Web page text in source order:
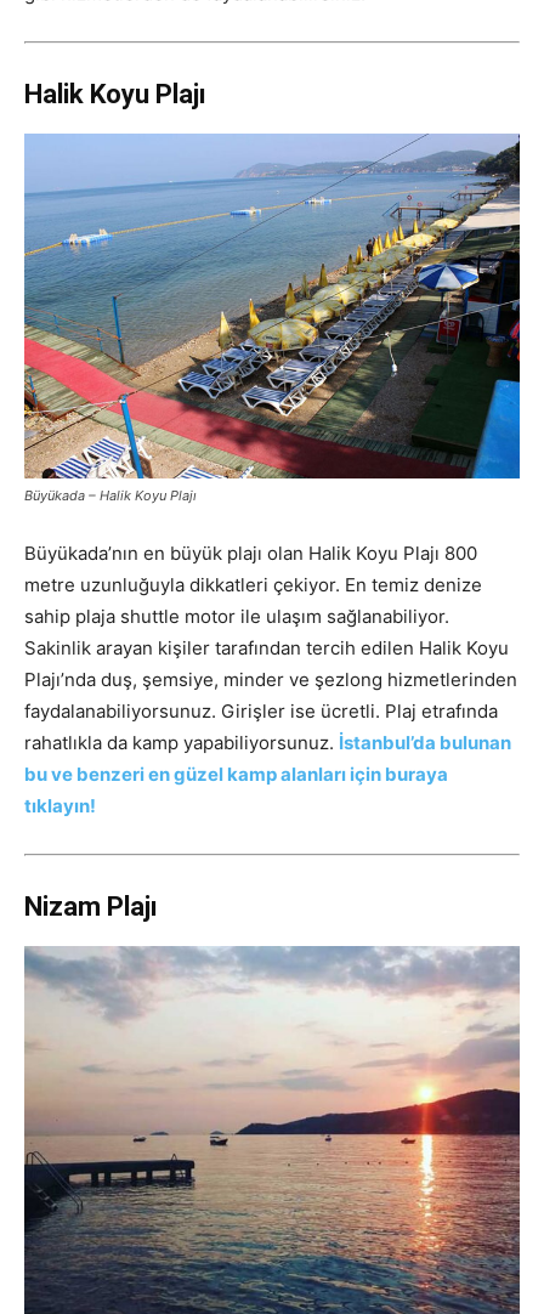
Halik Koyu Plajı
Büyükada – Halik Koyu Plajı
Büyükada’nın en büyük plajı olan Halik Koyu Plajı 800
metre uzunluğuyla dikkatleri çekiyor. En temiz denize
sahip plaja shuttle motor ile ulaşım sağlanabiliyor.
Sakinlik arayan kişiler tarafından tercih edilen Halik Koyu
Plajı’nda duş, şemsiye, minder ve şezlong hizmetlerinden
faydalanabiliyorsunuz. Girişler ise ücretli. Plaj etrafında
rahatlıkla da kamp yapabiliyorsunuz. İstanbul’da bulunan
bu ve benzeri en güzel kamp alanları için buraya
tıklayın!
Nizam Plajı